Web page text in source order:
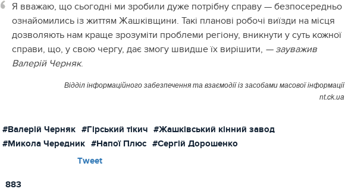
Я вважаю, що сьогодні ми зробили дуже потрібну справу — безпосередньо
ознайомились із життям Жашківщини. Такі планові робочі виїзди на місця
дозволяють нам краще зрозуміти проблеми регіону, вникнути у суть кожної
справи, що, у свою чергу, дає змогу швидше їх вирішити, — зауважив
Валерій Черняк.
Відділ інформаційного забезпечення та взаємодії із засобами масової інформації
nt.ck.ua
#Валерій Черняк #Гірський тікич #Жашківський кінний завод
#Микола Чередник #Напої Плюс #Сергій Дорошенко
Tweet
883